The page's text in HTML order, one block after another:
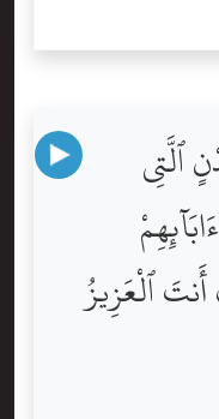
ٱلَّتِى
ٱلْعَزِيزُ